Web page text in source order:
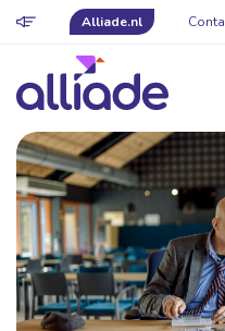
Alliade.nl